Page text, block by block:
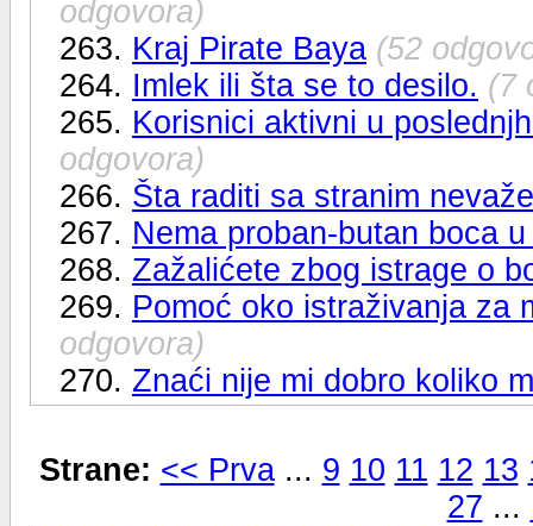
odgovora)
263. Kraj Pirate Baya (52
264. Imlek ili šta se to desilo. (7
265. Korisnici aktivni u
odgovora)
266. Šta raditi sa stranim
267. Nema proban-butan boca
268. Zažalićete zbog istrage o
269. Pomoć oko istraživanja za
odgovora)
270. Znaći nije mi dobro koliko
Strane: << Prva... 9 10 11 12 13
27 ...